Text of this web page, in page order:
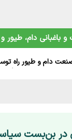
و باغبانی دام، طیور
در سوپرمارکت‌ها؛
می‌گوید؟ روایت
مرداد آغاز شد
دام و طیور راه
تهران؛ باد شدید و گرد
از شایعه ذبح تا سفر به
در بن‌بست